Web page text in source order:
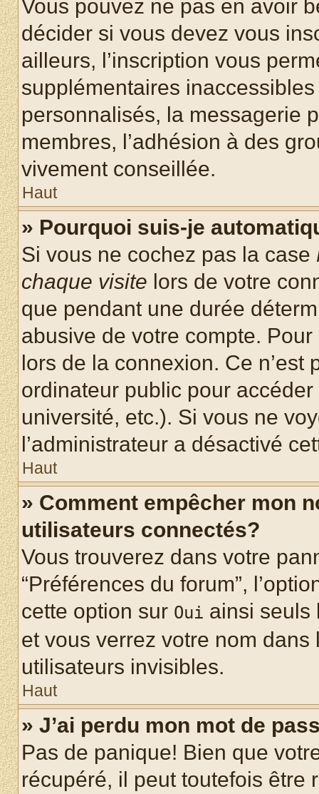
Vous pouvez ne pas en avoir
décider si vous devez vous
ailleurs, l’inscription vous
supplémentaires
personnalisés, la messagerie
membres, l’adhésion à des
vivement conseillée.
Haut
» Pourquoi suis-je
Si vous ne cochez pas la case
chaque visite lors de votre
que pendant une durée
abusive de votre compte.
lors de la connexion. Ce
ordinateur public pour
université, etc.). Si vous ne
l’administrateur a désactivé
Haut
» Comment empêcher mon
utilisateurs connectés?
Vous trouverez dans votre
“Préférences du forum”,
cette option sur Oui ainsi seuls
et vous verrez votre nom
utilisateurs invisibles.
Haut
» J’ai perdu mon mot de
Pas de panique! Bien que
récupéré, il peut toutefois être